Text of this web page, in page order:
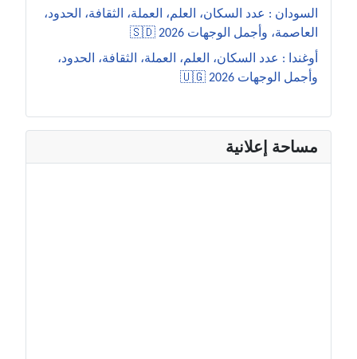
السودان : عدد السكان، العلم، العملة، الثقافة، الحدود،
العاصمة، وأجمل الوجهات 2026 🇸🇩
أوغندا : عدد السكان، العلم، العملة، الثقافة، الحدود،
وأجمل الوجهات 2026 🇺🇬
مساحة إعلانية